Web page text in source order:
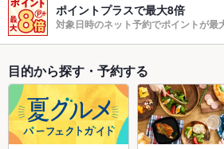
ポイントプラスで最大8倍
対象日時のネット予約でポイントが最
目的から探す・予約する